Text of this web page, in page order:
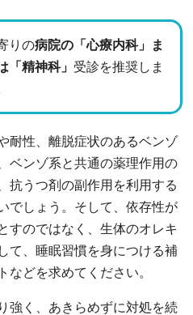
りの病院の「心療内科」ま
「精神科」 受診を推奨しま
耐性、離脱症状のあるベンゾ
ベンゾ系と共通の薬理作用の
抗うつ剤の副作用を利用する
でしょう。そして、依存性が
すのではなく、生体のオレキ
て、睡眠習慣を身につける補
などを求めてください。
強く、あきらめずに対処を続